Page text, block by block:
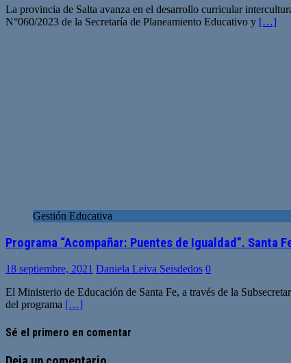
La provincia de Salta avanza en el desarrollo curricular
N°060/2023 de la Secretaría de Planeamiento Educativo y […]
Gestión Educativa
Programa “Acompañar: Puentes de Igualdad”. Santa
18 septiembre, 2021 Daniela Leiva Seisdedos 0
El Ministerio de Educación de Santa Fe, a través de la
del programa […]
Sé el primero en comentar